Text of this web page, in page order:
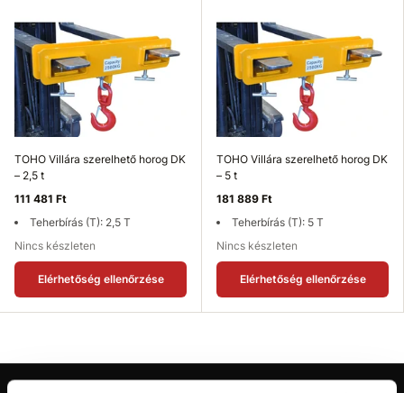
TOHO Villára szerelhető horog DK
– 2,5 t
111 481 Ft
Teherbírás (T): 2,5 T
Nincs készleten
Elérhetőség ellenőrzése
TOHO Villára szerelhető horog DK
– 5 t
181 889 Ft
Teherbírás (T): 5 T
Nincs készleten
Elérhetőség ellenőrzése